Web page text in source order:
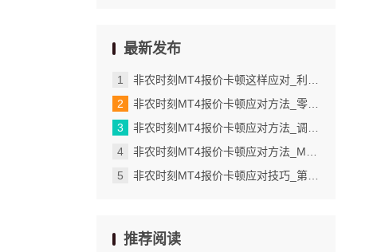
最新发布
非农时刻MT4报价卡顿这样应对_利用报告功能批量导出交易详情
非农时刻MT4报价卡顿应对方法_零轴颜色自定义的实际应用场景
非农时刻MT4报价卡顿应对方法_调整K线图的主体颜色
非农时刻MT4报价卡顿应对方法_MT4检查订单修改是否成功的具体步骤
非农时刻MT4报价卡顿应对技巧_第三步管理多个模板并灵活切换使用
推荐阅读